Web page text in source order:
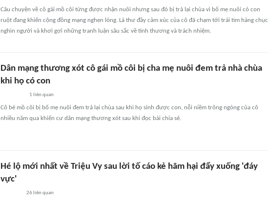
Câu chuyện về cô gái mồ côi từng được nhận nuôi nhưng sau đó bị trả lại chùa vì bố mẹ nuôi có con
ruột đang khiến cộng đồng mạng nghẹn lòng. Lá thư đầy cảm xúc của cô đã chạm tới trái tim hàng chục
nghìn người và khơi gợi những tranh luận sâu sắc về tình thương và trách nhiệm.
Dân mạng thương xót cô gái mồ côi bị cha mẹ nuôi đem trả nhà chùa
khi họ có con
1 liên quan
Cô bé mồ côi bị bố mẹ nuôi đem trả lại chùa sau khi họ sinh được con, nỗi niềm trông ngóng của cô
nhiều năm qua khiến cư dân mạng thương xót sau khi đọc bài chia sẻ.
Hé lộ mới nhất về Triệu Vy sau lời tố cáo kẻ hãm hại đẩy xuống 'đáy
vực'
26 liên quan